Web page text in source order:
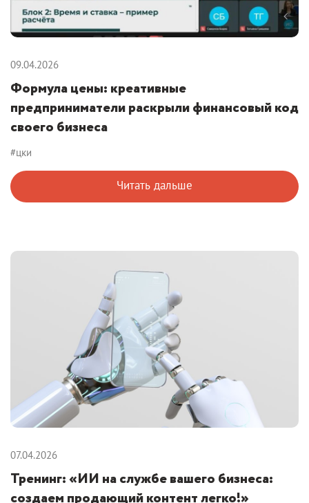
09.04.2026
Формула цены: креативные
предприниматели раскрыли финансовый код
своего бизнеса
#цки
Читать дальше
07.04.2026
Тренинг: «ИИ на службе вашего бизнеса:
создаем продающий контент легко!»